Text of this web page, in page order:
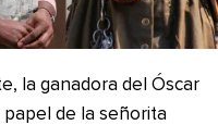
la ganadora del Óscar
de la señorita